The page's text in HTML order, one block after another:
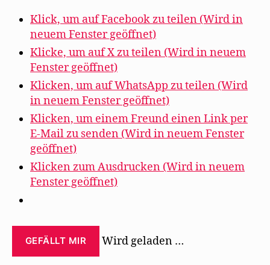
Klick, um auf Facebook zu teilen (Wird in
neuem Fenster geöffnet)
Klicke, um auf X zu teilen (Wird in neuem
Fenster geöffnet)
Klicken, um auf WhatsApp zu teilen (Wird
in neuem Fenster geöffnet)
Klicken, um einem Freund einen Link per
E-Mail zu senden (Wird in neuem Fenster
geöffnet)
Klicken zum Ausdrucken (Wird in neuem
Fenster geöffnet)
GEFÄLLT MIR Wird geladen …